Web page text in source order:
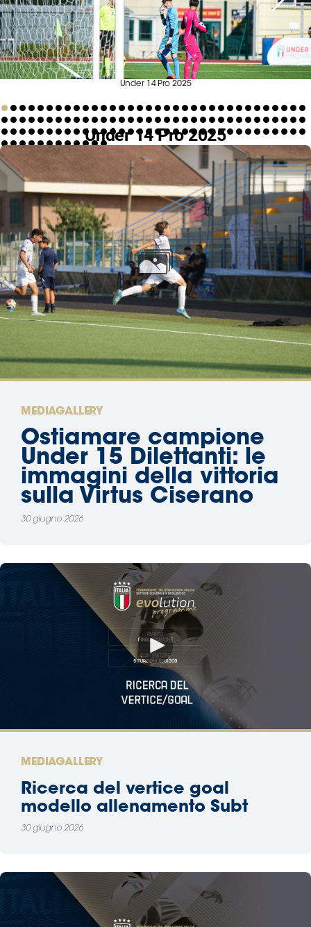
Serie
B
Femminile
Museo
del
Shop
I
partner
delle
nazionali
Assicurazione
Cerca
Whistleblowing
Media
Assicurazione
Social media
Under 14 Pro 2025
Under 14 Pro 2025
MEDIAGALLERY
Ostiamare campione
Under 15 Dilettanti: le
immagini della vittoria
sulla Virtus Ciserano
30 giugno 2026
MEDIAGALLERY
Ricerca del vertice goal
modello allenamento Subt
30 giugno 2026